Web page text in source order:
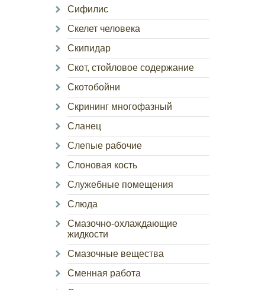
Сифилис
Скелет человека
Скипидар
Скот, стойловое содержание
Скотобойни
Скрининг многофазный
Сланец
Слепые рабочие
Слоновая кость
Служебные помещения
Слюда
Смазочно-охлаждающие
жидкости
Смазочные вещества
Сменная работа